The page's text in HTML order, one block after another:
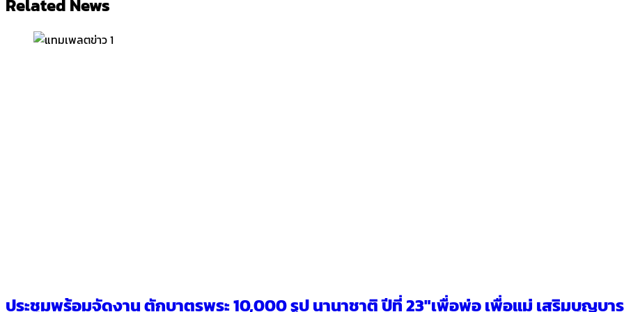
Related News
ประชุมพร้อมจัดงาน ตักบาตรพระ 10,000 รูป นานาชาติ ปีที่ 23″เพื่อพ่อ เพื่อแม่ เสริมบุญบา